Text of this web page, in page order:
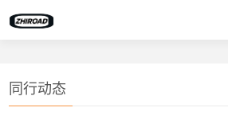
同行动态